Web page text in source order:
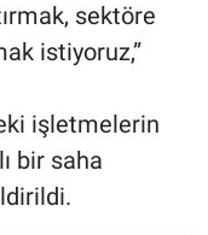
sektöre
istiyoruz,”
işletmelerin
bir saha